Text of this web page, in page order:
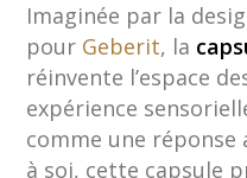
Imaginée par la
pour Geberit, la
réinvente l’espace
expérience
comme une réponse
à soi, cette capsule